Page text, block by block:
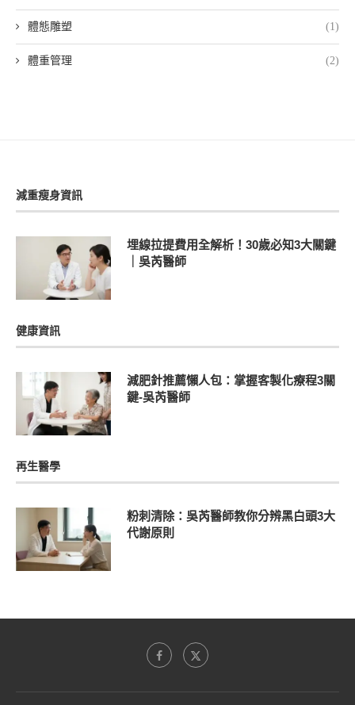
體態雕塑 (1)
體重管理 (2)
減重瘦身資訊
埋線拉提費用全解析！30歲必知3大關鍵
｜吳芮醫師
健康資訊
減肥針推薦懶人包：掌握客製化療程3關
鍵-吳芮醫師
再生醫學
粉刺清除：吳芮醫師教你分辨黑白頭3大
代謝原則